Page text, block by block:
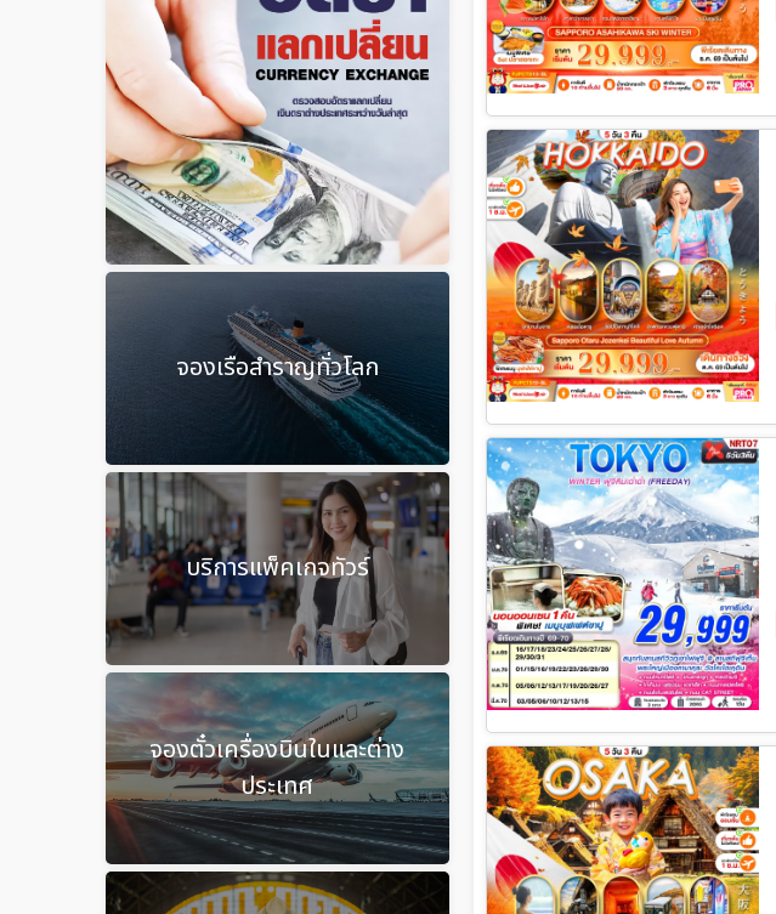
จองเรือสำราญทั่วโลก
บริการแพ็คเกจทัวร์
จองตั๋วเครื่องบินในและต่าง
ประเทศ